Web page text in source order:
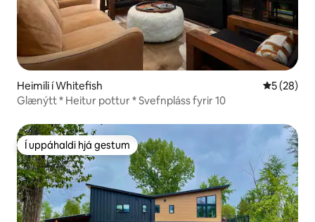
Heimili í Whitefish 5 af 5 í
5 (28)
Glænýtt * Heitur pottur * Svefnpláss fyrir 10
Í uppáhaldi hjá gestum
Í uppáhaldi hjá gestum